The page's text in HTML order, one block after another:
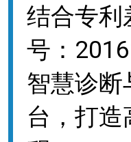
结合专利
号：
智慧诊断
台，打